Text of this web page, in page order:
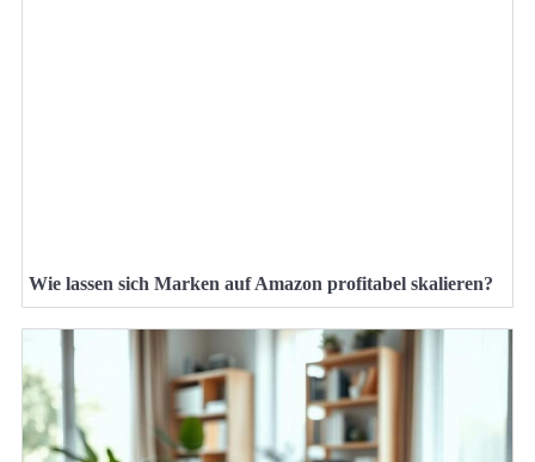
Wie lassen sich Marken auf Amazon profitabel skalieren?